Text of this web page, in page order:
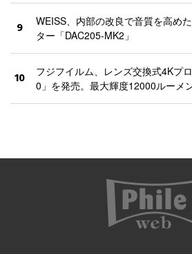
9
WEISS、内部の改良で音質を高め
ター「DAC205-MK2」
10
フジフイルム、レンズ交換式4Kプ
0」を発売。最大輝度12000ルーメ